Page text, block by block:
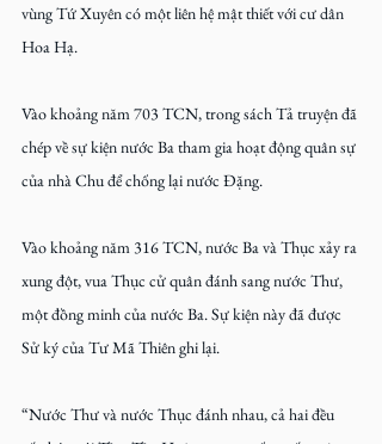
vùng Tứ Xuyên có một liên hệ mật thiết với cư dân
Hoa Hạ.
Vào khoảng năm 703 TCN, trong sách Tả truyện đã
chép về sự kiện nước Ba tham gia hoạt động quân sự
của nhà Chu để chống lại nước Đặng.
Vào khoảng năm 316 TCN, nước Ba và Thục xảy ra
xung đột, vua Thục cử quân đánh sang nước Thư,
một đồng minh của nước Ba. Sự kiện này đã được
Sử ký của Tư Mã Thiên ghi lại.
“Nước Thư và nước Thục đánh nhau, cả hai đều